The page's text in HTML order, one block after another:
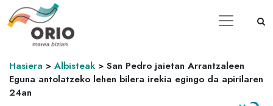
Hasiera > Albisteak > San Pedro jaietan Arrantzaleen
Eguna antolatzeko lehen bilera irekia egingo da apirilaren
24an